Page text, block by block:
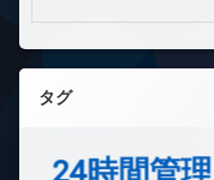
タグ
24時間管理